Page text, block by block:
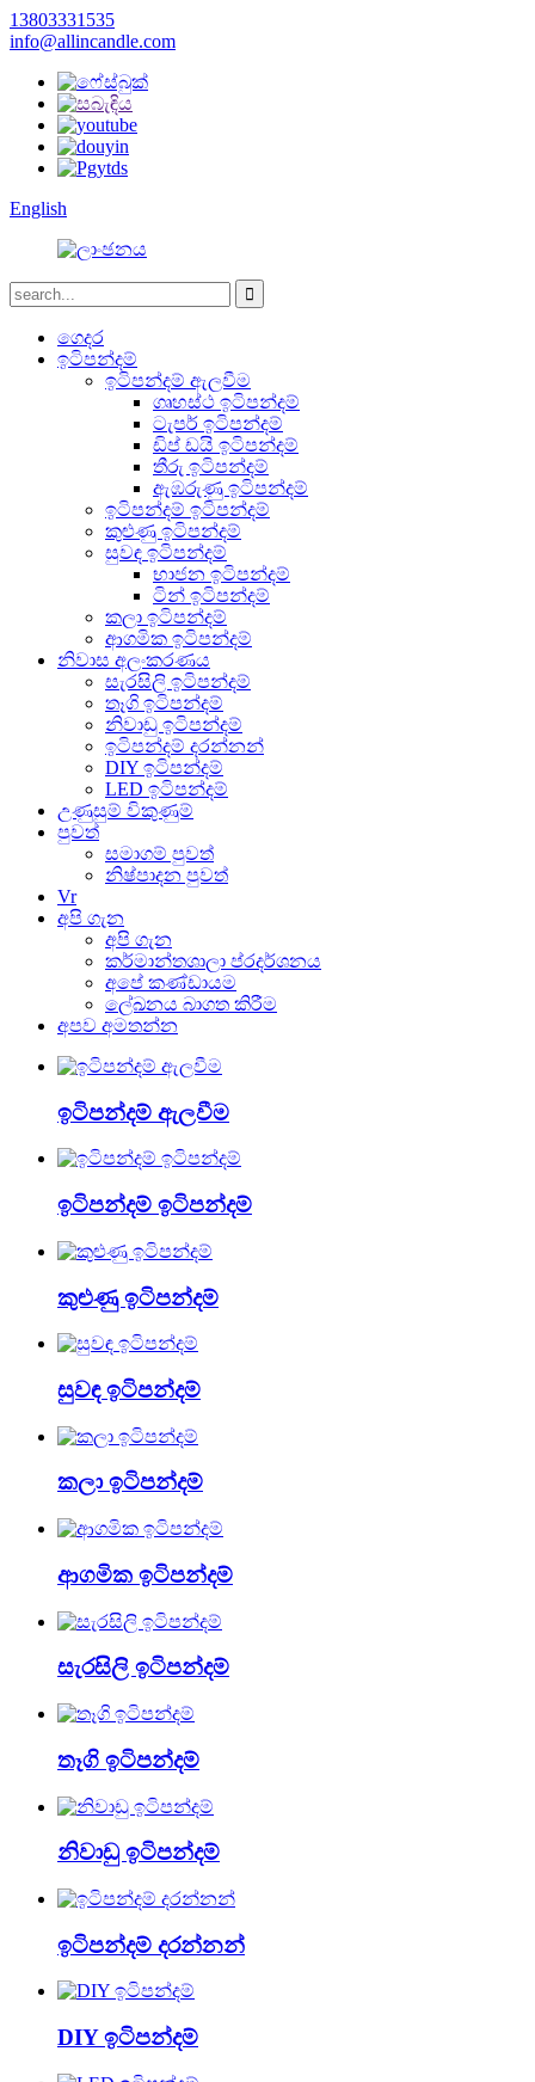
13803331535
info@allincandle.com
English
ගෙදර
ඉටිපන්දම්
ඉටිපන්දම් ඇලවීම
ගෘහස්ථ ඉටිපන්දම්
ටැපර් ඉටිපන්දම්
ඩිප් ඩයි ඉටිපන්දම්
තීරු ඉටිපන්දම්
ඇඹරුණු ඉටිපන්දම්
ඉටිපන්දම් ඉටිපන්දම්
කුළුණු ඉටිපන්දම්
සුවඳ ඉටිපන්දම්
භාජන ඉටිපන්දම්
ටින් ඉටිපන්දම්
කලා ඉටිපන්දම්
ආගමික ඉටිපන්දම්
නිවාස අලංකරණය
සැරසිලි ඉටිපන්දම්
තෑගි ඉටිපන්දම්
නිවාඩු ඉටිපන්දම්
ඉටිපන්දම් දරන්නන්
DIY ඉටිපන්දම්
LED ඉටිපන්දම්
උණුසුම් විකුණුම්
පුවත්
සමාගම් පුවත්
නිෂ්පාදන පුවත්
Vr
අපි ගැන
අපි ගැන
කර්මාන්තශාලා ප්රදර්ශනය
අපේ කණ්ඩායම
ලේඛනය බාගත කිරීම
අපව අමතන්න
ඉටිපන්දම් ඇලවීම
ඉටිපන්දම් ඉටිපන්දම්
කුළුණු ඉටිපන්දම්
සුවඳ ඉටිපන්දම්
කලා ඉටිපන්දම්
ආගමික ඉටිපන්දම්
සැරසිලි ඉටිපන්දම්
තෑගි ඉටිපන්දම්
නිවාඩු ඉටිපන්දම්
ඉටිපන්දම් දරන්නන්
DIY ඉටිපන්දම්